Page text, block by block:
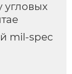
угловых
mil-spec